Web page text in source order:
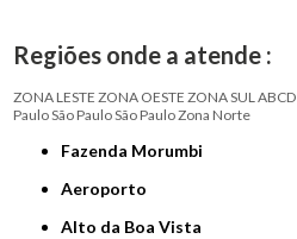
Regiões onde a atende :
ZONA LESTE ZONA OESTE ZONA SULABCD
PauloSão PauloSão PauloZona Norte
Fazenda Morumbi
Aeroporto
Alto da Boa Vista